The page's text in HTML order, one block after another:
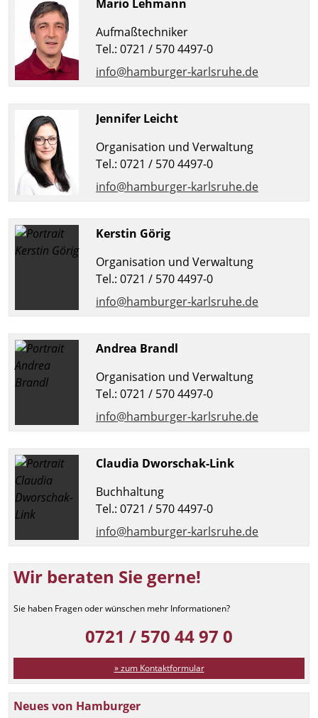
Mario Lehmann
Aufmaßtechniker
Tel.: 0721 / 570 4497-0
info@hamburger-karlsruhe.de
Jennifer Leicht
Organisation und Verwaltung
Tel.: 0721 / 570 4497-0
info@hamburger-karlsruhe.de
Kerstin Görig
Organisation und Verwaltung
Tel.: 0721 / 570 4497-0
info@hamburger-karlsruhe.de
Andrea Brandl
Organisation und Verwaltung
Tel.: 0721 / 570 4497-0
info@hamburger-karlsruhe.de
Claudia Dworschak-Link
Buchhaltung
Tel.: 0721 / 570 4497-0
info@hamburger-karlsruhe.de
Wir beraten Sie gerne!
Sie haben Fragen oder wünschen mehr Informationen?
0721 / 570 44 97 0
» zum Kontaktformular
Neues von Hamburger